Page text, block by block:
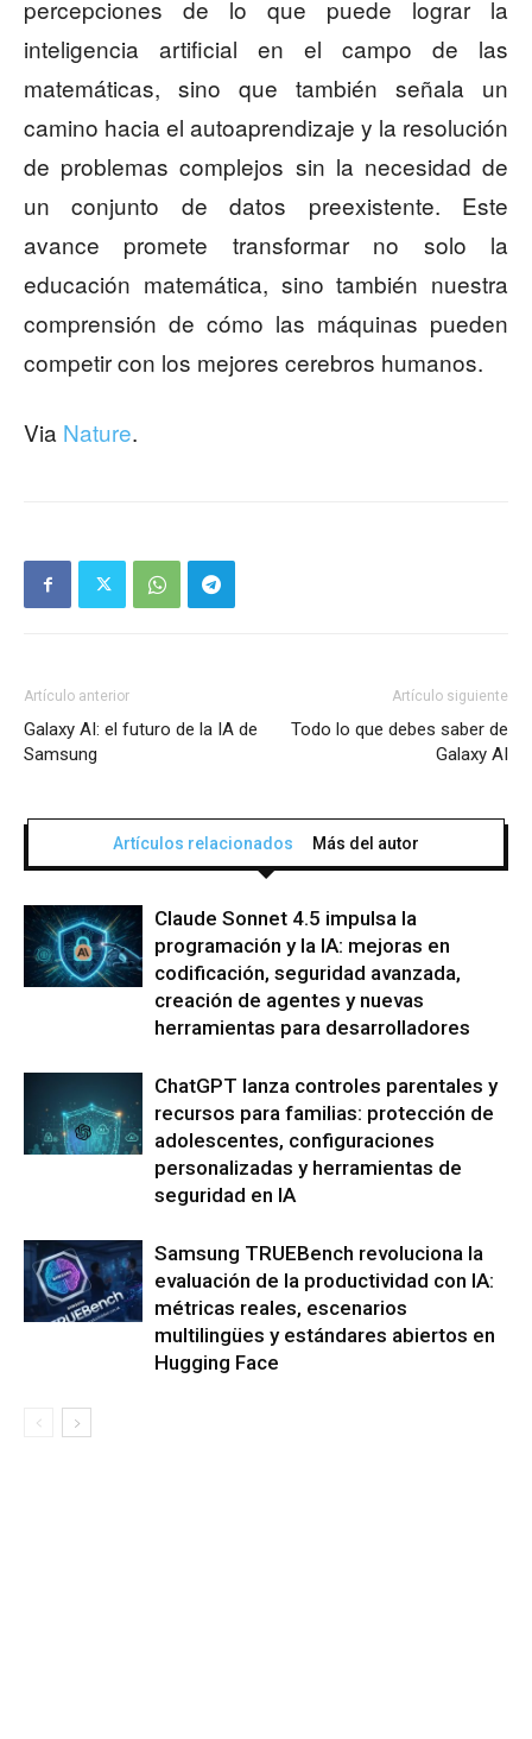
percepciones de lo que puede lograr la
inteligencia artificial en el campo de las
matemáticas, sino que también señala un
camino hacia el autoaprendizaje y la resolución
de problemas complejos sin la necesidad de
un conjunto de datos preexistente. Este
avance promete transformar no solo la
educación matemática, sino también nuestra
comprensión de cómo las máquinas pueden
competir con los mejores cerebros humanos.
Via Nature.
Artículo anterior
Galaxy AI: el futuro de la IA de
Samsung
Artículo siguiente
Todo lo que debes saber de
Galaxy AI
Artículos relacionados Más del autor
Claude Sonnet 4.5 impulsa la
programación y la IA: mejoras en
codificación, seguridad avanzada,
creación de agentes y nuevas
herramientas para desarrolladores
ChatGPT lanza controles parentales y
recursos para familias: protección de
adolescentes, configuraciones
personalizadas y herramientas de
seguridad en IA
Samsung TRUEBench revoluciona la
evaluación de la productividad con IA:
métricas reales, escenarios
multilingües y estándares abiertos en
Hugging Face